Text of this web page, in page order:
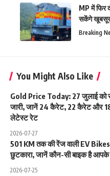
MP में फिर
सकेंगे
Breaking
You Might Also Like
Gold Price Today: 27 जुलाई को
जारी, जानें 24 कैरेट, 22 कैरेट और
लेटेस्ट रेट
2026-07-27
501 KM तक की रेंज वाली EV
छुटकारा, जानें कौन-सी बाइक है आपके
2026-07-25